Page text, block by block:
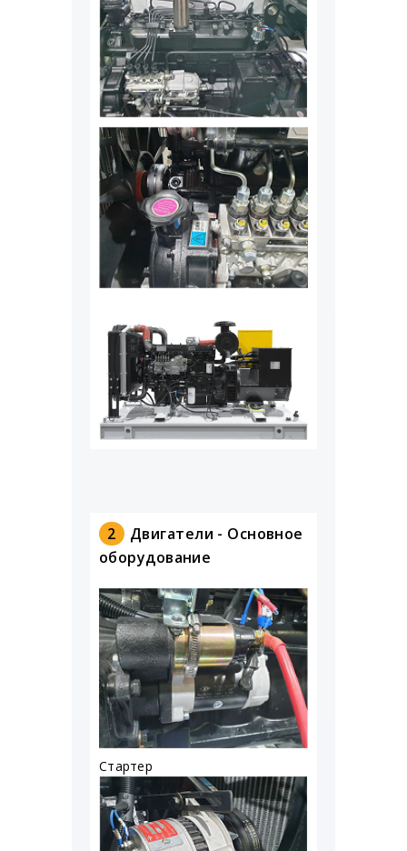
2
Двигатели - Основное
оборудование
Стартер